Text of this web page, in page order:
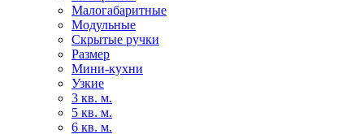
Малогабаритные
Модульные
Скрытые ручки
Размер
Мини-кухни
Узкие
3 кв. м.
5 кв. м.
6 кв. м.